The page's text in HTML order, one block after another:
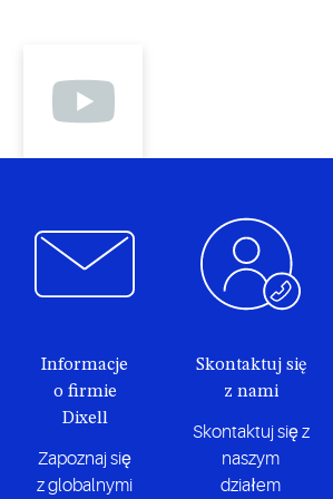
Informacje
o firmie
Dixell
Zapoznaj się
z globalnymi
Skontaktuj się
z nami
Skontaktuj się z
naszym
działem